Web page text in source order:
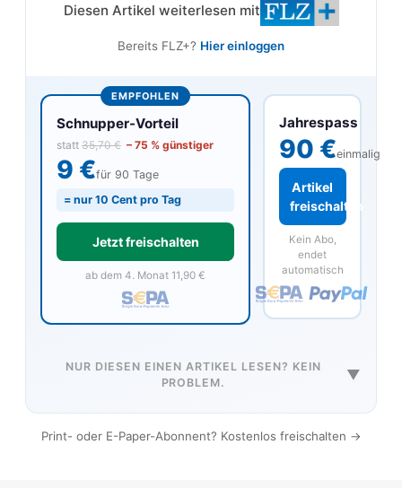
Diesen Artikel weiterlesen mit
Bereits FLZ+? Hier einloggen
Jahrespass
90 €einmalig
Artikel
freischalten
Kein Abo,
endet
automatisch
EMPFOHLEN
Schnupper-Vorteil
statt 35,70 € – 75 % günstiger
9 €für 90 Tage
= nur 10 Cent pro Tag
Jetzt freischalten
ab dem 4. Monat 11,90 €
NUR DIESEN EINEN ARTIKEL LESEN? KEIN
PROBLEM.
▼
Print- oder E-Paper-Abonnent? Kostenlos freischalten →